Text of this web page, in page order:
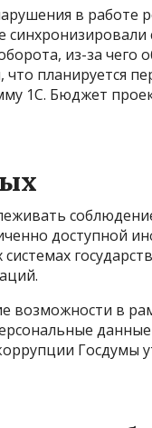
в работе
синхронизировали
из-за чего
планируется
1С. Бюджет
доступной
возможности в
Госдумы